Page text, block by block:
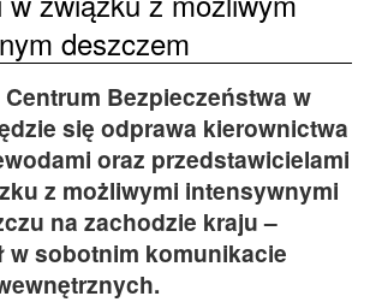
deszczem
Bezpieczeństwa w
się odprawa kierownictwa
oraz przedstawicielami
z możliwymi intensywnymi
na zachodzie kraju –
w sobotnim komunikacie